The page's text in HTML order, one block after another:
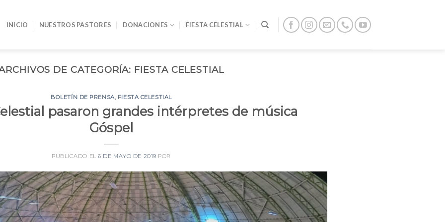
INICIO NUESTROS PASTORES DONACIONES FIESTA CELESTIAL
DE CATEGORÍA: FIESTA CELESTIAL
BOLETÍN DE PRENSA, FIESTA CELESTIAL
pasaron grandes intérpretes de música
Góspel
PUBLICADO EL6 DE MAYO DE 2019 POR